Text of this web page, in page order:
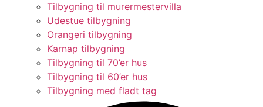
Tilbygning til murermestervilla
Udestue tilbygning
Orangeri tilbygning
Karnap tilbygning
Tilbygning til 70’er hus
Tilbygning til 60’er hus
Tilbygning med fladt tag